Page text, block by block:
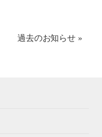
過去のお知らせ »